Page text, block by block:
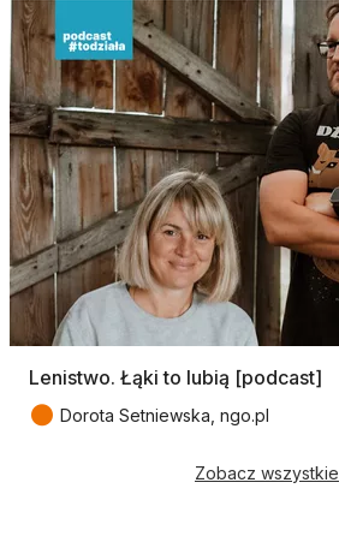
Lenistwo. Łąki to lubią [podcast]
● Dorota Setniewska, ngo.pl
Zobacz wszystkie